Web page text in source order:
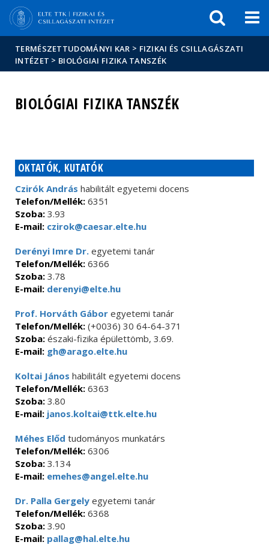
Események
sajtóban
TERMÉSZETTUDOMÁNYI KAR > FIZIKAI ÉS CSILLAGÁSZATI
INTÉZET > BIOLÓGIAI FIZIKA TANSZÉK
BIOLÓGIAI FIZIKA TANSZÉK
OKTATÓK, KUTATÓK
Czirók András habilitált egyetemi docens
Telefon/Mellék: 6351
Szoba: 3.93
E-mail: czirok@caesar.elte.hu
Derényi Imre Dr. egyetemi tanár
Telefon/Mellék: 6366
Szoba: 3.78
E-mail: derenyi@elte.hu
Prof. Horváth Gábor egyetemi tanár
Telefon/Mellék: (+0036) 30 64-64-371
Szoba: északi-fizika épülettömb, 3.69.
E-mail: gh@arago.elte.hu
Koltai János habilitált egyetemi docens
Telefon/Mellék: 6363
Szoba: 3.80
E-mail: janos.koltai@ttk.elte.hu
Méhes Előd tudományos munkatárs
Telefon/Mellék: 6306
Szoba: 3.134
E-mail: emehes@angel.elte.hu
Dr. Palla Gergely egyetemi tanár
Telefon/Mellék: 6368
Szoba: 3.90
E-mail: pallag@hal.elte.hu